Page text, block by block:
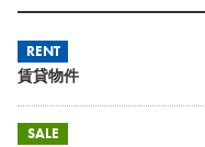
RENT
賃貸物件
SALE